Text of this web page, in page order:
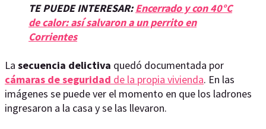
TE PUEDE INTERESAR:Encerrado y con 40°C
de calor: así salvaron a un perrito en
Corrientes
La secuencia delictiva quedó documentada por
cámaras de seguridad de la propia vivienda. En las
imágenes se puede ver el momento en que los ladrones
ingresaron a la casa y se las llevaron.